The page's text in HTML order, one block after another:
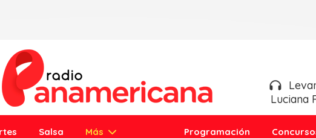
Luciana
Salsa Más Programación